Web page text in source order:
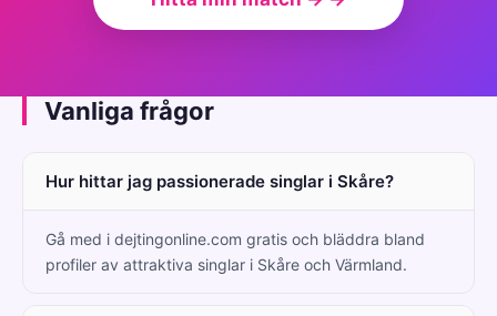
Vanliga frågor
Hur hittar jag passionerade singlar i Skåre?
Gå med i dejtingonline.com gratis och bläddra bland
profiler av attraktiva singlar i Skåre och Värmland.